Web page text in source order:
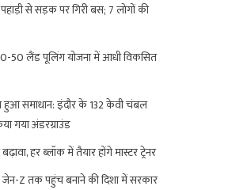
से सड़क पर गिरी बस; 7 लोगों की
50 लैंड पूलिंग योजना में आधी विकसित
हुआ समाधान: इंदौर के 132 केवी चंबल
गया अंडरग्राउंड
हर ब्लॉक में तैयार होंगे मास्टर ट्रेनर
Z तक पहुंच बनाने की दिशा में सरकार